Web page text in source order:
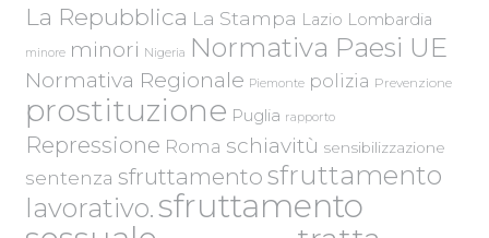
La Repubblica La Stampa Lazio Lombardia
minore minori Nigeria Normativa Paesi UE
Normativa Regionale Piemonte polizia Prevenzione
prostituzione Puglia rapporto
Repressione Roma schiavitù sensibilizzazione
sentenza sfruttamento sfruttamento
lavorativo.sfruttamento